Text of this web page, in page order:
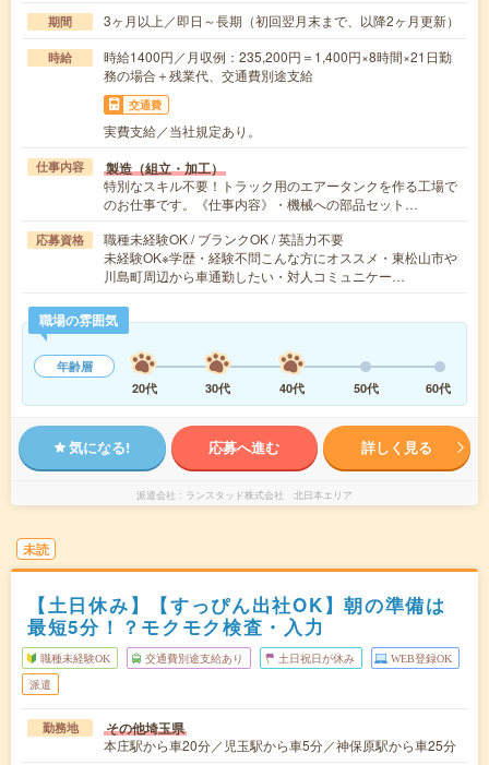
期間 3ヶ月以上／即日～長期（初回翌月末まで、以降2ヶ月更新）
時給
時給1400円／月収例：235,200円＝1,400円×8時間×21日勤
務の場合＋残業代、交通費別途支給
交通費
実費支給／当社規定あり。
仕事内容 製造（組立・加工）
特別なスキル不要！トラック用のエアータンクを作る工場で
のお仕事です。《仕事内容》・機械への部品セット…
応募資格
職種未経験OK / ブランクOK / 英語力不要
未経験OK※学歴・経験不問こんな方にオススメ・東松山市や
川島町周辺から車通勤したい・対人コミュニケー…
職場の雰囲気
年齢層
20代
30代 40代 50代 60代
気になる! 応募へ進む 詳しく見る
派遣会社 ランスタッド株式会社 北日本エリア
未読
【土日休み】【すっぴん出社OK】朝の準備は
最短5分！？モクモク検査・入力
職種未経験OK 交通費別途支給あり 土日祝日が休み WEB登録OK
派遣
勤務地 その他埼玉県
本庄駅から車20分／児玉駅から車5分／神保原駅から車25分